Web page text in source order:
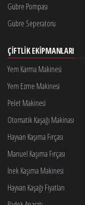
Gübre Pompası
Gübre Seperatörü
ÇIFTLIK EKIPMANLARI
Yem Karma Makinesi
Yem Ezme Makinesi
Pelet Makinesi
Otomatik Kaşağı Makinası
Hayvan Kaşıma Fırçası
Manuel Kaşıma Fırçası
İnek Kaşıma Makinesi
Hayvan Kaşağı Fiyatları